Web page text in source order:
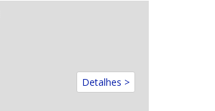
Detalhes >